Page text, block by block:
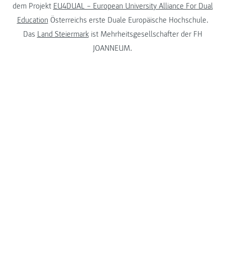
dem Projekt EU4DUAL – European University Alliance For Dual
Education Österreichs erste Duale Europäische Hochschule.
Das Land Steiermarkist Mehrheitsgesellschafter der FH
JOANNEUM.